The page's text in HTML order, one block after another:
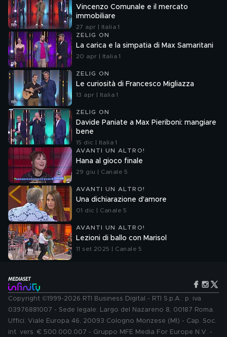
Vincenzo Comunale e il mercato
immobiliare
27 apr | Italia 1
ZELIG ON
La carica e la simpatia di Max Samaritani
20 apr | Italia 1
ZELIG ON
Le curiosità di Francesco Migliazza
13 apr | Italia 1
ZELIG ON
Davide Paniate a Max Pieriboni: mangiare
bene
15 dic | Italia 1
AVANTI UN ALTRO!
Hana al gioco finale
29 giu | Canale 5
AVANTI UN ALTRO!
Una dichiarazione d'amore
01 dic | Canale 5
AVANTI UN ALTRO!
Lezioni di ballo con Marisol
11 set 2025 | Canale 5
Copyright ©1999-2026 RTI Business Digital - RTI S.p.A.: p. iva
03976881007 - Sede legale: Largo del Nazareno 8, 00187 Roma.
Uffici: Viale Europa 46, 20093 Cologno Monzese (MI) - Cap. Soc.
int. vers. € 500.000.007 - Gruppo MFE Media For Europe N.V. -